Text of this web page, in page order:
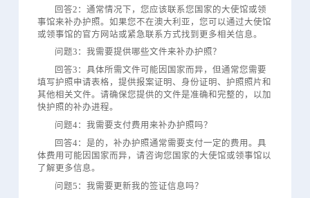
回答2：通常情况下，您应该联系您国家的大使馆或领
事馆来补办护照。如果您不在澳大利亚，您可以通过大使馆
或领事馆的官方网站或紧急联系方式找到更多相关信息。
问题3：我需要提供哪些文件来补办护照？
回答3：具体所需文件可能因国家而异，但通常您需要
填写护照申请表格，提供报案证明、身份证明、护照照片和
其他相关文件。请确保您提供的文件是准确和完整的，以加
快护照的补办进程。
问题4：我需要支付费用来补办护照吗？
回答4：是的，补办护照通常需要支付一定的费用。具
体费用可能因国家而异，请咨询您国家的大使馆或领事馆以
了解更多信息。
问题5：我需要更新我的签证信息吗？